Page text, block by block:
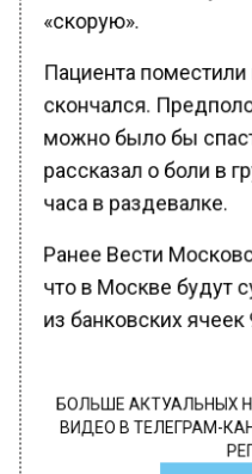
«скорую».
Пациента
скончался.
можно было бы
рассказал о боли в
часа в раздевалке.
Ранее Вести
что в Москве будут
из банковских ячеек
БОЛЬШЕ АКТУАЛЬНЫХ
ВИДЕО В ТЕЛЕГРАМ-